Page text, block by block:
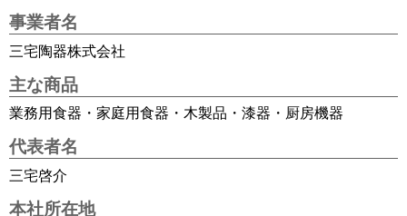
事業者名
三宅陶器株式会社
主な商品
業務用食器・家庭用食器・木製品・漆器・厨房機器
代表者名
三宅啓介
本社所在地